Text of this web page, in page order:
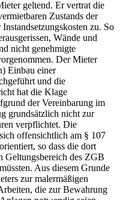
geltend. Er vertrat die
Zustands der
zu. So
Wände und
nicht genehmigte
Der Mieter
Einbau einer
und die
hat die Klage
der Vereinbarung im
grundsätzlich nicht zur
verpflichtet. Die
offensichtlich am § 107
so dass die dort
Geltungsbereich des ZGB
Aus diesem Grunde
zur malermäßigen
die zur Bewahrung